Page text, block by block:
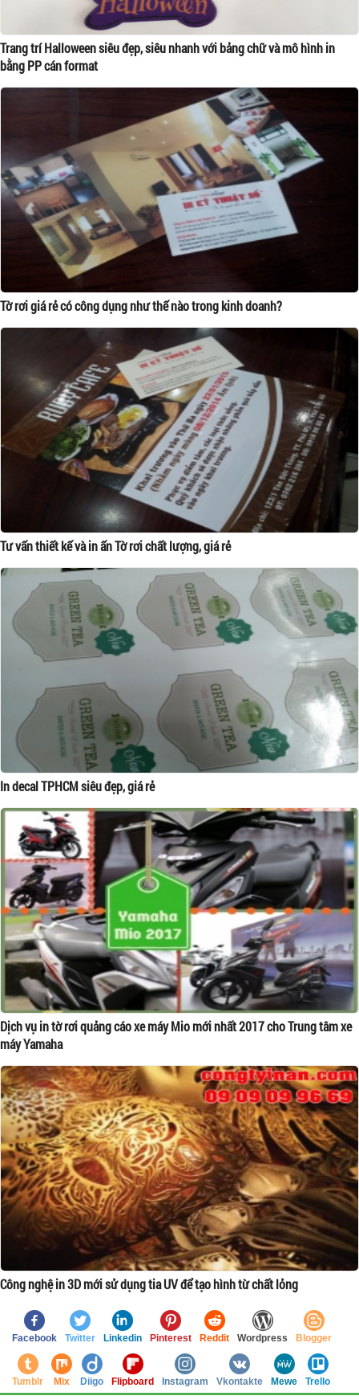
Trang trí Halloween siêu đẹp, siêu nhanh với bảng chữ và mô hình in
bằng PP cán format
Tờ rơi giá rẻ có công dụng như thế nào trong kinh doanh?
Tư vấn thiết kế và in ấn Tờ rơi chất lượng, giá rẻ
In decal TPHCM siêu đẹp, giá rẻ
Dịch vụ in tờ rơi quảng cáo xe máy Mio mới nhất 2017 cho Trung tâm xe
máy Yamaha
Công nghệ in 3D mới sử dụng tia UV để tạo hình từ chất lỏng
Facebook Twitter Linkedin Pinterest Reddit Wordpress Blogger
Tumblr Mix Diigo Flipboard Instagram Vkontakte Mewe Trello